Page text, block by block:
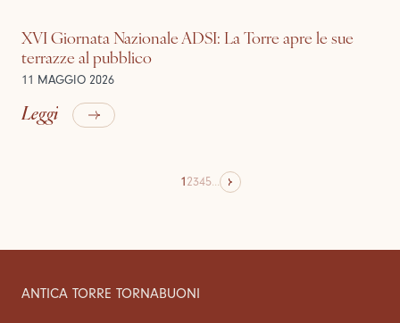
XVI Giornata Nazionale ADSI: La Torre apre le sue
terrazze al pubblico
11 MAGGIO 2026
Leggi
12345...
ANTICA TORRE TORNABUONI